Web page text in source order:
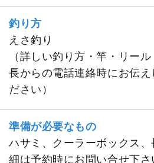
釣り方
えさ釣り
（詳しい釣り方・竿・リー
長からの電話連絡時にお伝え
ださい）
準備が必要なもの
ハサミ、クーラーボックス
細は予約時にお問い合せ下さ